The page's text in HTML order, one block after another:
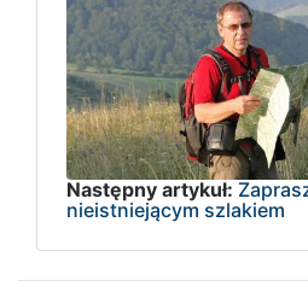
Następny artykuł:
nieistniejącym szlakiem